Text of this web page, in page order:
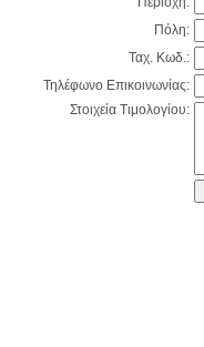
Πόλη:
Ταχ. Κωδ.:
Τηλέφωνο Επικοινωνίας:
Στοιχεία Τιμολογίου: